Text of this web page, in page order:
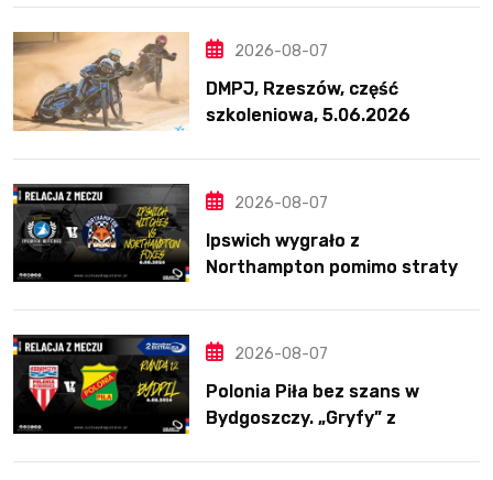
2026-08-07
DMPJ, Rzeszów, część
szkoleniowa, 5.06.2026
2026-08-07
Ipswich wygrało z
Northampton pomimo straty
2026-08-07
Polonia Piła bez szans w
Bydgoszczy. „Gryfy” z